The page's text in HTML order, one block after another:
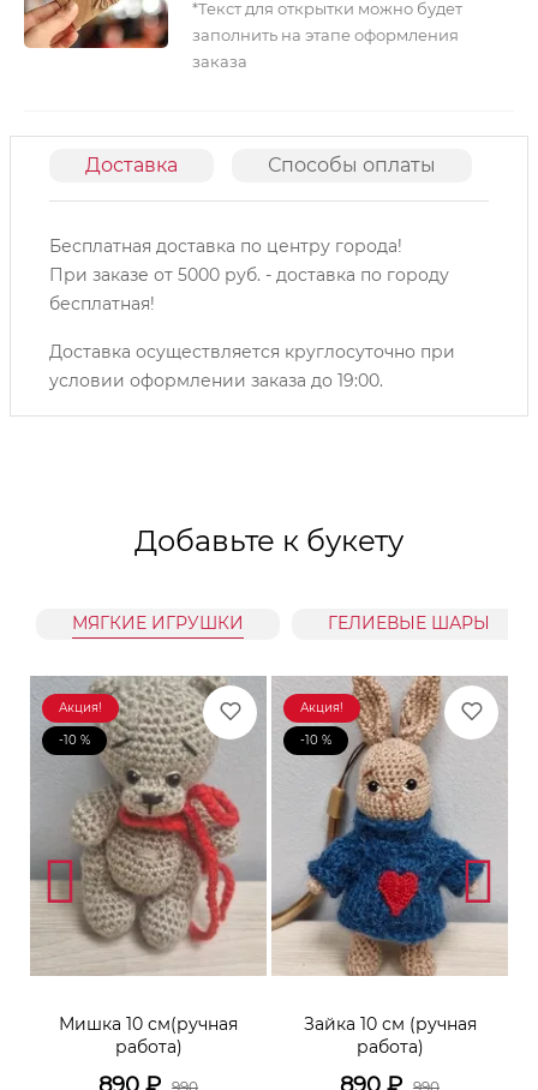
*Текст для открытки можно будет
заполнить на этапе оформления
заказа
Доставка Способы оплаты
Бесплатная доставка по центру города!
При заказе от 5000 руб. - доставка по городу
бесплатная!
Доставка осуществляется круглосуточно при
условии оформлении заказа до 19:00.
Добавьте к букету
МЯГКИЕ ИГРУШКИ ГЕЛИЕВЫЕ ШАРЫ
Акция!
-10 %
Мишка 10 см(ручная
работа)
Акция!
-10 %
Зайка 10 см (ручная
работа)